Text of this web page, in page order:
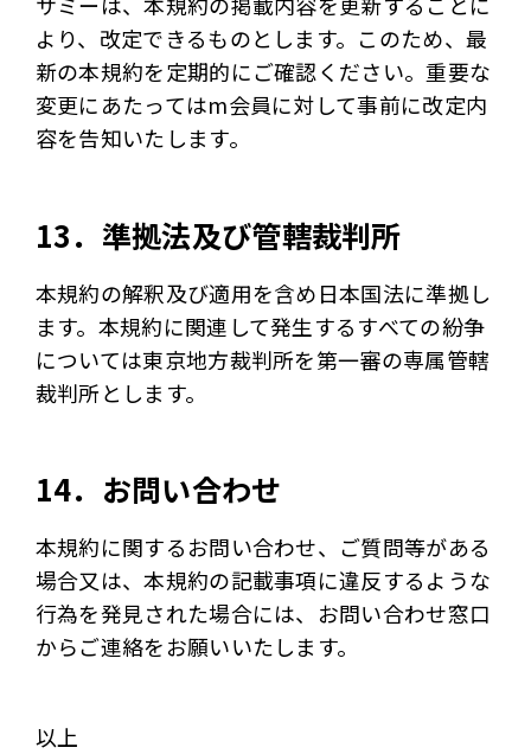
より、改定できるものとします。このため、最
新の本規約を定期的にご確認ください。重要な
変更にあたってはm会員に対して事前に改定内
容を告知いたします。
13．準拠法及び管轄裁判所
本規約の解釈及び適用を含め日本国法に準拠し
ます。本規約に関連して発生するすべての紛争
については東京地方裁判所を第一審の専属管轄
裁判所とします。
14．お問い合わせ
本規約に関するお問い合わせ、ご質問等がある
場合又は、本規約の記載事項に違反するような
行為を発見された場合には、お問い合わせ窓口
からご連絡をお願いいたします。
以上